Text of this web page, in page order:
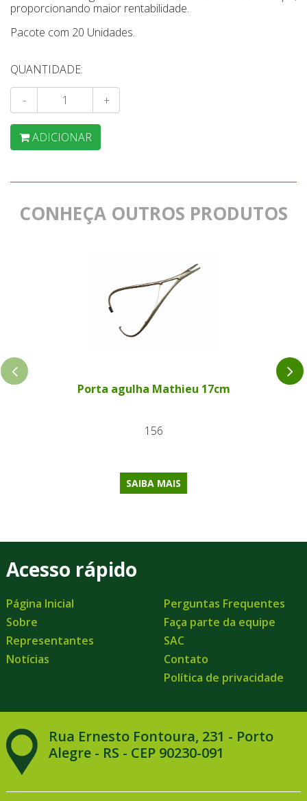
proporcionando maior rentabilidade.
Pacote com 20 Unidades.
QUANTIDADE:
- +
ADICIONAR
CONHEÇA OUTROS PRODUTOS
Porta agulha Mathieu 17cm
156
SAIBA MAIS
Acesso rápido
Página Inicial
Sobre
Representantes
Notícias
Perguntas Frequentes
Faça parte da equipe
SAC
Contato
Política de privacidade
Rua Ernesto Fontoura, 231 - Porto
Alegre - RS - CEP 90230-091